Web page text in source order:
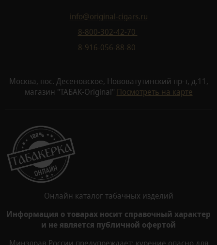
info@original-cigars.ru
8-800-302-42-70
8-916-056-88-80
Москва, пос. Десеновское, Нововатутинский пр-т, д.11,
магазин "ТАБАК-Original" Посмотреть на карте
Онлайн каталог табачных изделий
Информация о товарах носит справочный характер
и не является публичной офертой